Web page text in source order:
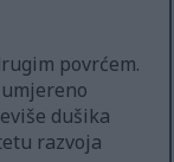
povrćem.
dušika
razvoja